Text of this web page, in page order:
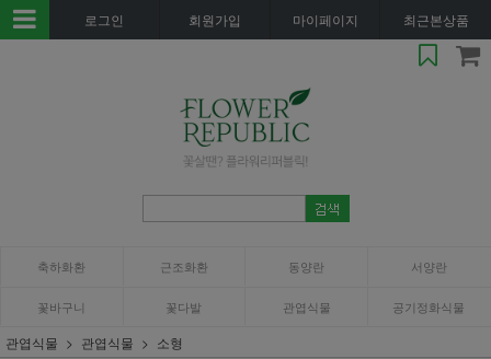
로그인 회원가입 마이페이지 최근본상품
축하화환 근조화환 동양란 서양란
꽃바구니 꽃다발 관엽식물 공기정화식물
관엽식물 관엽식물 소형